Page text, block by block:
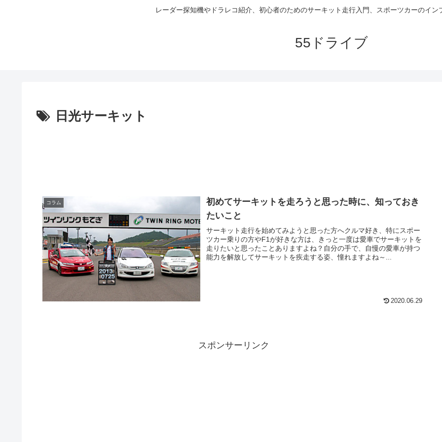
レーダー探知機やドラレコ紹介、初心者のためのサーキット走行入門、スポーツカーのイン
55ドライブ
日光サーキット
コラム
初めてサーキットを走ろうと思った時に、知っておき
たいこと
サーキット走行を始めてみようと思った方へクルマ好き、特にスポー
ツカー乗りの方やF1が好きな方は、きっと一度は愛車でサーキットを
走りたいと思ったことありますよね？自分の手で、自慢の愛車が持つ
能力を解放してサーキットを疾走する姿、憧れますよね～...
2020.06.29
スポンサーリンク